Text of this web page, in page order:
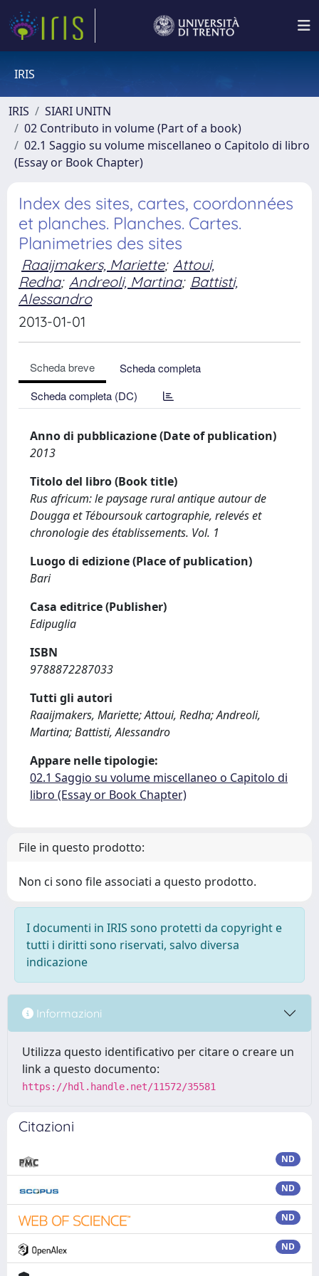
IRIS
IRIS
SIARI UNITN
02 Contributo in volume (Part of a book)
02.1 Saggio su volume miscellaneo o Capitolo di libro
(Essay or Book Chapter)
Index des sites, cartes, coordonnées
et planches. Planches. Cartes.
Planimetries des sites
Raaijmakers, Mariette; Attoui,
Redha; Andreoli, Martina; Battisti,
Alessandro
2013-01-01
Scheda breve
Scheda completa
Scheda completa (DC)
Anno di pubblicazione (Date of publication)
2013
Titolo del libro (Book title)
Rus africum: le paysage rural antique autour de
Dougga et Téboursouk cartographie, relevés et
chronologie des établissements. Vol. 1
Luogo di edizione (Place of publication)
Bari
Casa editrice (Publisher)
Edipuglia
ISBN
9788872287033
Tutti gli autori
Raaijmakers, Mariette; Attoui, Redha; Andreoli,
Martina; Battisti, Alessandro
Appare nelle tipologie:
02.1 Saggio su volume miscellaneo o Capitolo di
libro (Essay or Book Chapter)
File in questo prodotto:
Non ci sono file associati a questo prodotto.
I documenti in IRIS sono protetti da copyright e
tutti i diritti sono riservati, salvo diversa
indicazione
Informazioni
Utilizza questo identificativo per citare o creare un
link a questo documento:
https://hdl.handle.net/11572/35581
Citazioni
ND
ND
ND
ND